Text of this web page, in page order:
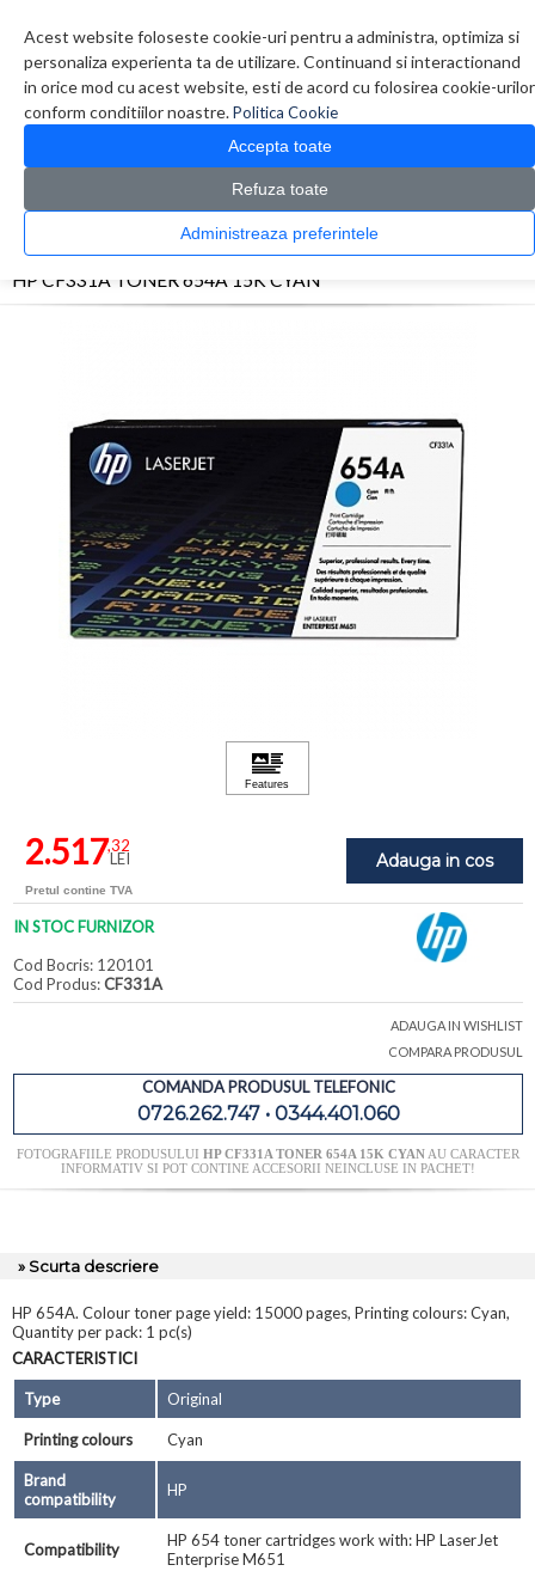
Acest website foloseste cookie-uri pentru a administra, optimiza si
personaliza experienta ta de utilizare. Continuand si interactionand
in orice mod cu acest website, esti de acord cu folosirea cookie-urilor
conform conditiilor noastre.Politica Cookie
Accepta toate
Refuza toate
Administreaza preferintele
0 produs(e)
CATALOG PRODUSE
Consumabile originale > Toner > HP CF331A TONER 654A 15K CYAN
HP CF331A TONER 654A 15K CYAN
Adauga in cos
2.517,32
LEI
Pretul contine TVA
IN STOC FURNIZOR
Cod Bocris: 120101
Cod Produs:CF331A
ADAUGA IN WISHLIST
COMPARA PRODUSUL
COMANDA PRODUSUL TELEFONIC
0726.262.747 • 0344.401.060
FOTOGRAFIILE PRODUSULUI HP CF331A TONER 654A 15K CYANAU CARACTER
INFORMATIV SI POT CONTINE ACCESORII NEINCLUSE IN PACHET!
» Scurta descriere
HP 654A. Colour toner page yield: 15000 pages, Printing colours: Cyan,
Quantity per pack: 1 pc(s)
CARACTERISTICI
Type Original
Printing colours Cyan
Brand
compatibility
HP
Compatibility
HP 654 toner cartridges work with: HP LaserJet
Enterprise M651